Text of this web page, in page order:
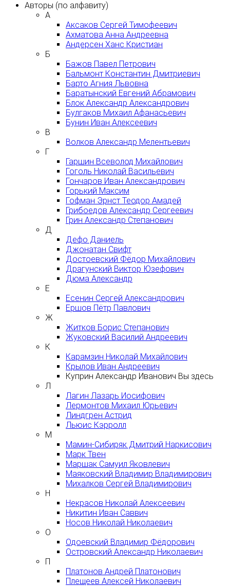
Авторы (по алфавиту)
А
Аксаков Сергей Тимофеевич
Ахматова Анна Андреевна
Андерсен Ханс Кристиан
Б
Бажов Павел Петрович
Бальмонт Константин Дмитриевич
Барто Агния Львовна
Баратынский Евгений Абрамович
Блок Александр Александрович
Булгаков Михаил Афанасьевич
Бунин Иван Алексеевич
В
Волков Александр Мелентьевич
Г
Гаршин Всеволод Михайлович
Гоголь Николай Васильевич
Гончаров Иван Александрович
Горький Максим
Гофман Эрнст Теодор Амадей
Грибоедов Александр Сергеевич
Грин Александр Степанович
Д
Дефо Даниель
Джонатан Свифт
Достоевский Фёдор Михайлович
Драгунский Виктор Юзефович
Дюма Александр
Е
Есенин Сергей Александрович
Ершов Пётр Павлович
Ж
Житков Борис Степанович
Жуковский Василий Андреевич
К
Карамзин Николай Михайлович
Крылов Иван Андреевич
Куприн Александр Иванович Вы здесь
Л
Лагин Лазарь Иосифович
Лермонтов Михаил Юрьевич
Линдгрен Астрид
Льюис Кэрролл
М
Мамин-Сибиряк Дмитрий Наркисович
Марк Твен
Маршак Самуил Яковлевич
Маяковский Владимир Владимирович
Михалков Сергей Владимирович
Н
Некрасов Николай Алексеевич
Никитин Иван Саввич
Носов Николай Николаевич
О
Одоевский Владимир Фёдорович
Островский Александр Николаевич
П
Платонов Андрей Платонович
Плещеев Алексей Николаевич